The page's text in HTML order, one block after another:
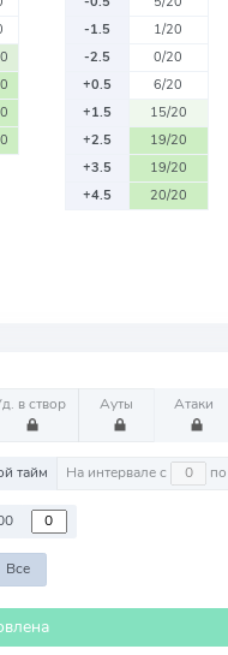
-1.5
1/20
-2.5
0/20
+0.5
6/20
+1.5
15/20
+2.5
19/20
+3.5
19/20
+4.5
20/20
в створ Ауты Атаки
тайм На интервале с по
Все